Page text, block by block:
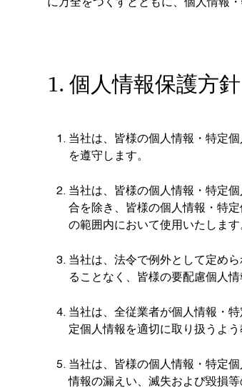
1. 個人情報保護方針
当社は、皆様の個人情報・特定
を遵守します。
当社は、皆様の個人情報・特定
合を除き、皆様の個人情報・特
の範囲内において使用いたします
当社は、法令で例外として定め
ることなく、皆様の要配慮個人
当社は、全従業者が個人情報・
定個人情報を適切に取り扱うよう
当社は、皆様の個人情報・特定
情報の漏えい、滅失および毀損